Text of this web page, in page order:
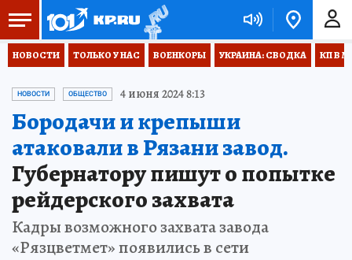
НОВОСТИ ТОЛЬКО У НАС ВОЕНКОРЫ УКРАИНА: СВОДКА КП В
НОВОСТИ ОБЩЕСТВО 4 июня 2024 8:13
Бородачи и крепыши
атаковали в Рязани завод.
Губернатору пишут о попытке
рейдерского захвата
Кадры возможного захвата завода
«Рязцветмет» появились в сети